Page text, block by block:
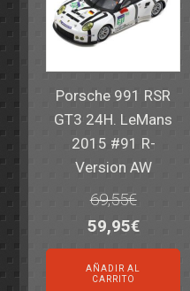
Porsche 991 RSR
GT3 24H. LeMans
2015 #91 R-
Version AW
69,55€
El
precio
original
59,95€El
precio
actual
AÑADIR AL
CARRITO